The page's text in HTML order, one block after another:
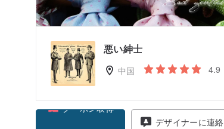
悪い紳士
中国 4.9
デザイナーに連絡